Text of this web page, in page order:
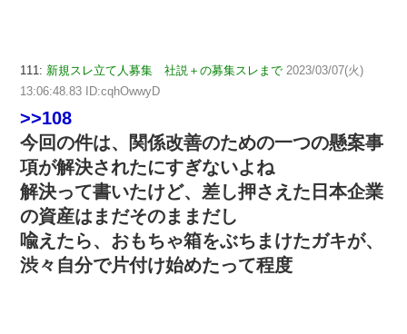
111: 新規スレ立て人募集 社説＋の募集スレまで 2023/03/07(火)
13:06:48.83 ID:cqhOwwyD
>>108
今回の件は、関係改善のための一つの懸案事
項が解決されたにすぎないよね
解決って書いたけど、差し押さえた日本企業
の資産はまだそのままだし
喩えたら、おもちゃ箱をぶちまけたガキが、
渋々自分で片付け始めたって程度